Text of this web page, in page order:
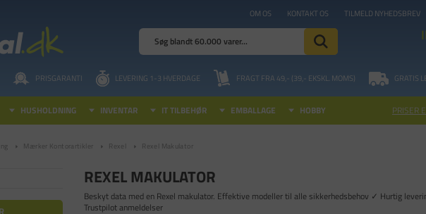
OM OS KONTAKT OS TILMELD NYHEDSBREV
PRISGARANTI LEVERING 1-3 HVERDAGE FRAGT FRA 49,- (39,- EKSKL. MOMS) GRATIS
HUSHOLDNING INVENTAR IT TILBEHØR EMBALLAGE HOBBY PRISER
Mærker Kontorartikler Rexel Rexel Makulator
REXEL MAKULATOR
Beskyt data med en Rexel makulator. Effektive modeller til alle sikkerhedsbehov ✓ Hurtig
Trustpilot anmeldelser